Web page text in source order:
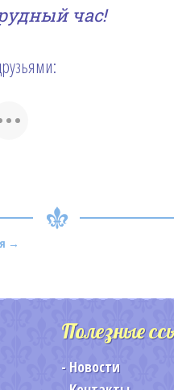
час!
→
Полезные
Новости